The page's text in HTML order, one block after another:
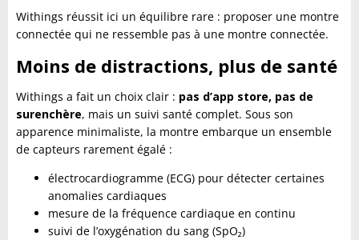
Withings réussit ici un équilibre rare : proposer une montre
connectée qui ne ressemble pas à une montre connectée.
Moins de distractions, plus de santé
Withings a fait un choix clair : pas d’app store, pas de
surenchère, mais un suivi santé complet. Sous son
apparence minimaliste, la montre embarque un ensemble
de capteurs rarement égalé :
électrocardiogramme (ECG) pour détecter certaines
anomalies cardiaques
mesure de la fréquence cardiaque en continu
suivi de l’oxygénation du sang (SpO₂)